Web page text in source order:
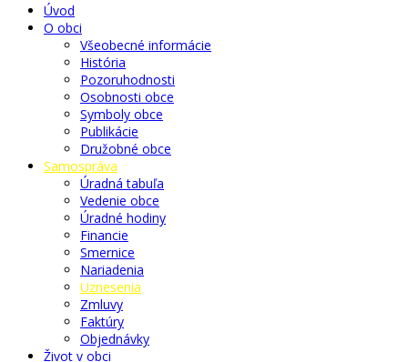
Úvod
O obci
Všeobecné informácie
História
Pozoruhodnosti
Osobnosti obce
Symboly obce
Publikácie
Družobné obce
Samospráva
Úradná tabuľa
Vedenie obce
Úradné hodiny
Financie
Smernice
Nariadenia
Uznesenia
Zmluvy
Faktúry
Objednávky
Život v obci